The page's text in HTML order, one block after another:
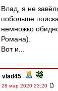
Влад, я не
побольше
немножко
Романа).
Вот и...
vlad45 -
28 мар 2020 23:20